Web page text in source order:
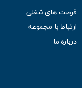
فرصت های شغلی
ارتباط با مجموعه
درباره ما